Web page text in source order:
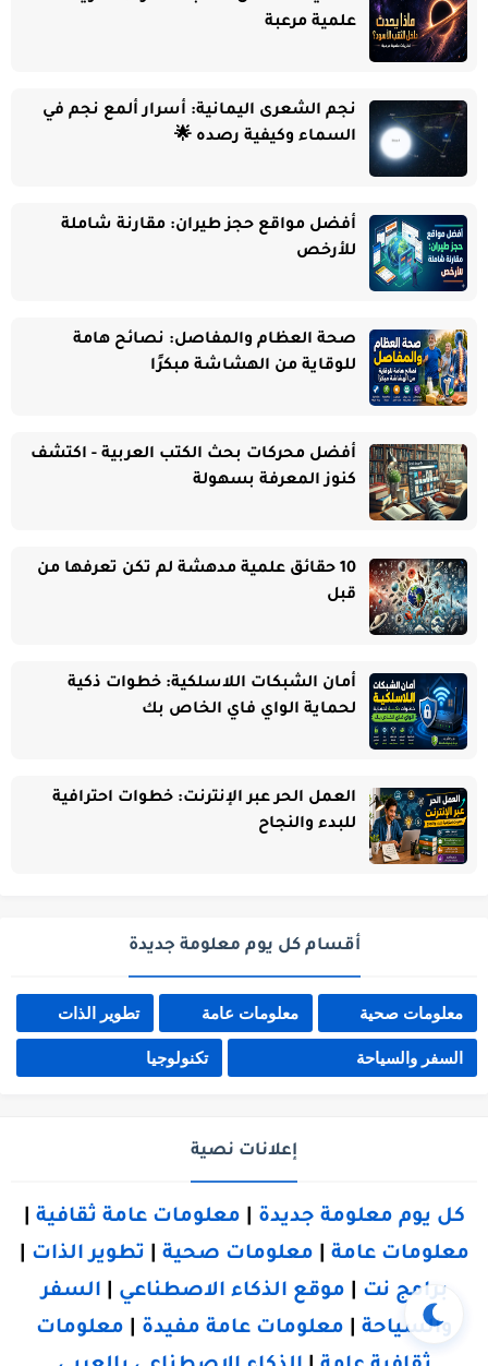
علمية مرعبة
نجم الشعرى اليمانية: أسرار ألمع نجم في
السماء وكيفية رصده 🌟
أفضل مواقع حجز طيران: مقارنة شاملة
للأرخص
صحة العظام والمفاصل: نصائح هامة
للوقاية من الهشاشة مبكرًا
أفضل محركات بحث الكتب العربية - اكتشف
كنوز المعرفة بسهولة
10 حقائق علمية مدهشة لم تكن تعرفها من
قبل
أمان الشبكات اللاسلكية: خطوات ذكية
لحماية الواي فاي الخاص بك
العمل الحر عبر الإنترنت: خطوات احترافية
للبدء والنجاح
أقسام كل يوم معلومة جديدة
معلومات صحية معلومات عامة تطوير الذات
السفر والسياحة تكنولوجيا
إعلانات نصية
كل يوم معلومة جديدة معلومات عامة ثقافية
معلومات عامة
معلومات صحية تطوير الذات
برامج نت
موقع الذكاء الاصطناعي
السفر
والسياحة
معلومات عامة مفيدة
معلومات